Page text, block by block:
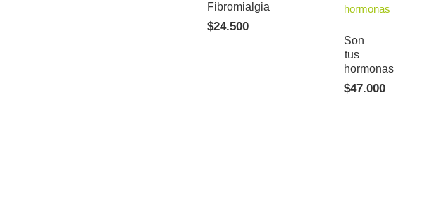
Fibromialgia
$24.500
Son
tus
hormonas
$47.000